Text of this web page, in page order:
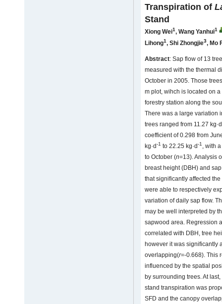
Transpiration of
Stand
Xiong Wei1, Wang Yanhui1
Lihong1, Shi Zhongjie3, Mo
Abstract: Sap flow of 13
measured with the thermal
October in 2005. Those
m plot, wihch is located on
forestry station along the
There was a large variation
trees ranged from 11.27 kg·d
coefficient of 0.298 from
kg·d-1 to 22.25 kg·d-1
, with
to October (n=13). Analysis
breast height (DBH) and
that significantly affected
were able to respectively
variation of daily sap flow.
may be well interpreted by
sapwood area. Regression
correlated with DBH, tree
however it was significantly
overlapping(r=-0.668). This
influenced by the spatial
by surrounding trees. At
stand transpiration was
SFD and the canopy